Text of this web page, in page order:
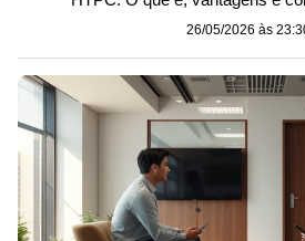
26/05/2026 às